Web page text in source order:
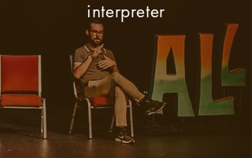
interpreter